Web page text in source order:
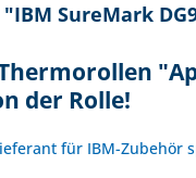
SureMark
der Rolle!
für IBM-Zubehör